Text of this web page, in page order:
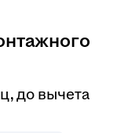
до вычета